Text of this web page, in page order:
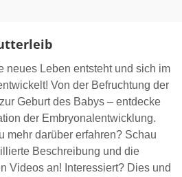
neues Leben entsteht und sich im
Von der Befruchtung der
Geburt des Babys – entdecke
der Embryonalentwicklung.
mehr darüber erfahren? Schau
Beschreibung und die
Videos an! Interessiert? Dies und